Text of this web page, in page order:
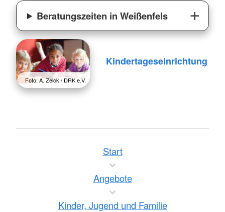
Beratungszeiten in Weißenfels
Foto: A. Zelck / DRK e.V.
Kindertageseinrichtung
Start
Angebote
Kinder, Jugend und Familie